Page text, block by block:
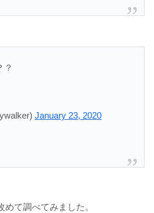
？
January 23, 2020
て調べてみました。